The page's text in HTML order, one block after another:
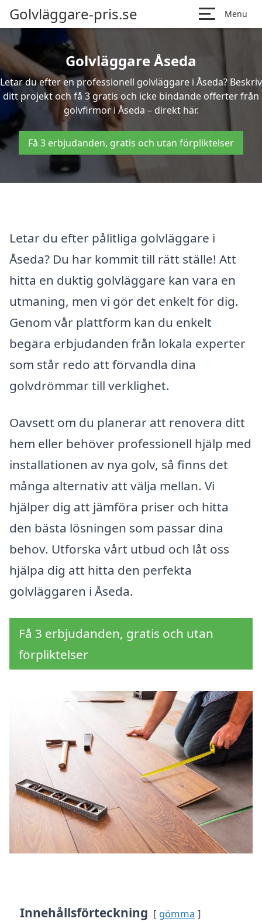
Golvläggare-pris.se Menu
Golvläggare Åseda
Letar du efter en professionell golvläggare i Åseda? Beskriv
ditt projekt och få 3 gratis och icke bindande offerter från
golvfirmor i Åseda – direkt här.
Få 3 erbjudanden, gratis och utan förpliktelser
Letar du efter pålitliga golvläggare i
Åseda? Du har kommit till rätt ställe! Att
hitta en duktig golvläggare kan vara en
utmaning, men vi gör det enkelt för dig.
Genom vår plattform kan du enkelt
begära erbjudanden från lokala experter
som står redo att förvandla dina
golvdrömmar till verklighet.
Oavsett om du planerar att renovera ditt
hem eller behöver professionell hjälp med
installationen av nya golv, så finns det
många alternativ att välja mellan. Vi
hjälper dig att jämföra priser och hitta
den bästa lösningen som passar dina
behov. Utforska vårt utbud och låt oss
hjälpa dig att hitta den perfekta
golvläggaren i Åseda.
Få 3 erbjudanden, gratis och utan
förpliktelser
Innehållsförteckning gömma